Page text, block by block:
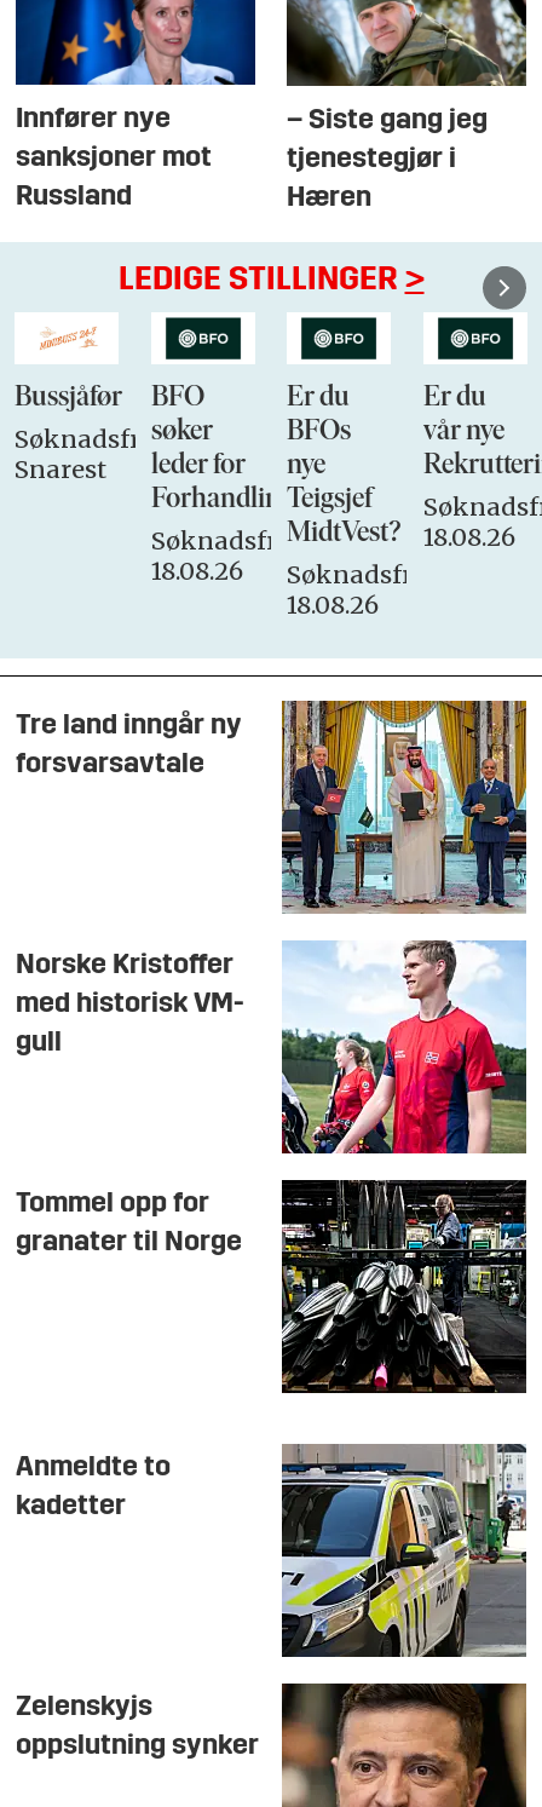
Innfører nye
sanksjoner mot
Russland
– Siste gang jeg
tjenestegjør i
Hæren
LEDIGE STILLINGER >
Bussjåfør
Søknadsfrist:
Snarest
BFO
søker
leder for
Forhandlingsutvalget
Søknadsfrist:
18.08.26
Er du
BFOs
nye
Teigsjef
MidtVest?
Søknadsfrist:
18.08.26
Er du
vår nye
18.08.26
Tre land inngår ny
forsvarsavtale
Norske Kristoffer
med historisk VM-
gull
Tommel opp for
granater til Norge
Anmeldte to
kadetter
Zelenskyjs
oppslutning synker